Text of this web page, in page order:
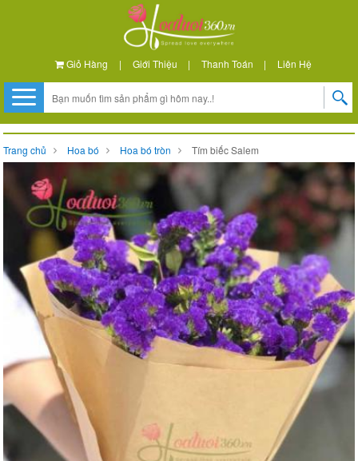
Giỏ Hàng | Giới Thiệu | Thanh Toán | Liên Hệ
Trang chủ Hoa bó Hoa bó tròn Tím biếc Salem